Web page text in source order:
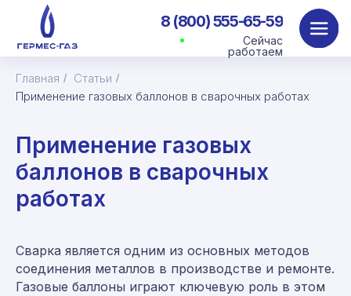
8 (800) 555-65-59
Сейчас
работаем
Главная / Статьи /
Применение газовых баллонов в сварочных работах
Применение газовых
баллонов в сварочных
работах
Сварка является одним из основных методов
соединения металлов в производстве и ремонте.
Газовые баллоны играют ключевую роль в этом